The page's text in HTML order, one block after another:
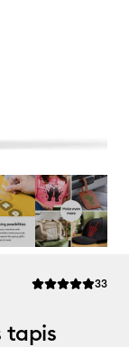
La note 33
tapis